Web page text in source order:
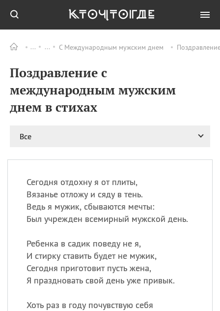
С Международным мужским днем
Поздравление с
международным мужским
днем в стихах
Все
Сегодня отдохну я от плиты,
Вязанье отложу и сяду в тень.
Ведь я мужик, сбываются мечты:
Был учрежден всемирный мужской день.
Ребенка в садик поведу не я,
И стирку ставить будет не мужик,
Сегодня приготовит пусть жена,
Я праздновать свой день уже привык.
Хоть раз в году почувствую себя
ПРАЗДНИКИ Все
09.08
бомбардировки
09.08 День Дымняшки
(Smokey Bear Day)
ИМЕНА
Все
Сергей, Теодор,